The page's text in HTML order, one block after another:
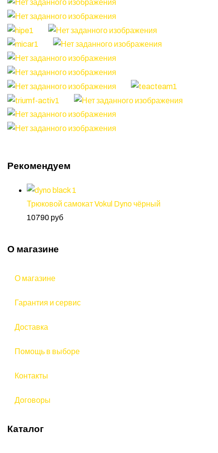
Рекомендуем
Трюковой самокат Vokul Dyno чёрный
10790 руб
О магазине
О магазине
Гарантия и сервис
Доставка
Помощь в выборе
Контакты
Договоры
Каталог